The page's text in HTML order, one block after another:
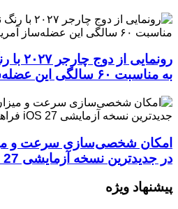
به مناسبت ۶۰ سالگی این عضله‌ساز آمریکایی
امکان شخصی‌سازی سرعت و
در جدیدترین نسخه آزمایشی iOS 27 فراهم شد
پیشنهاد ویژه